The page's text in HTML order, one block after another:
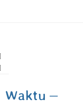
Waktu –